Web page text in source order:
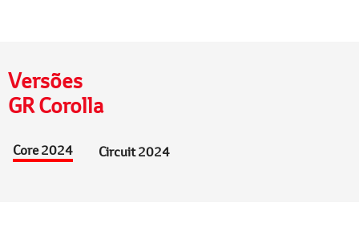
Versões
GR Corolla
Core 2024 Circuit 2024